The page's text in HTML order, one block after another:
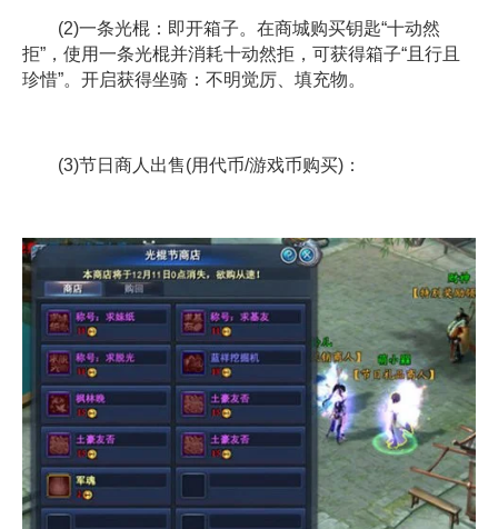
(2)一条光棍：即开箱子。在商城购买钥匙“十动然
拒”，使用一条光棍并消耗十动然拒，可获得箱子“且行且
珍惜”。开启获得坐骑：不明觉厉、填充物。
(3)节日商人出售(用代币/游戏币购买)：